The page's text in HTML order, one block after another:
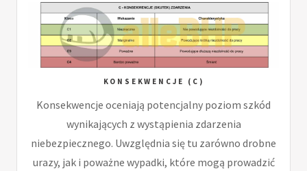
KONSEKWENCJE (C)
Konsekwencje oceniają potencjalny poziom szkód
wynikających z wystąpienia zdarzenia
niebezpiecznego. Uwzględnia się tu zarówno drobne
urazy, jak i poważne wypadki, które mogą prowadzić